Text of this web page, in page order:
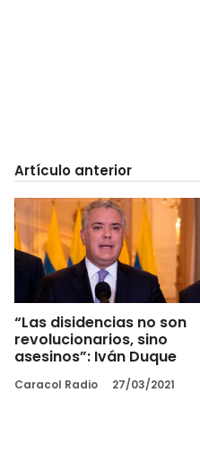
Artículo anterior
“Las disidencias no son
revolucionarios, sino
asesinos”: Iván Duque
Caracol Radio 27/03/2021